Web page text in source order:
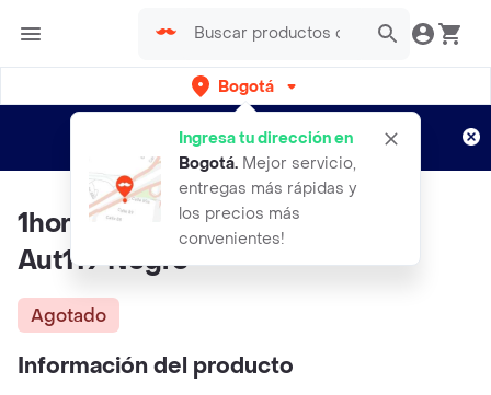
Bogotá
Ingresa tu dirección en
Bogotá. Mejor servicio,
entregas más rápidas y
los precios más
convenientes!
envíos gratis por semanas
Aplican TyC
1hora Audifonos Inalambricos
Aut119 Negro
Agotado
Información del producto